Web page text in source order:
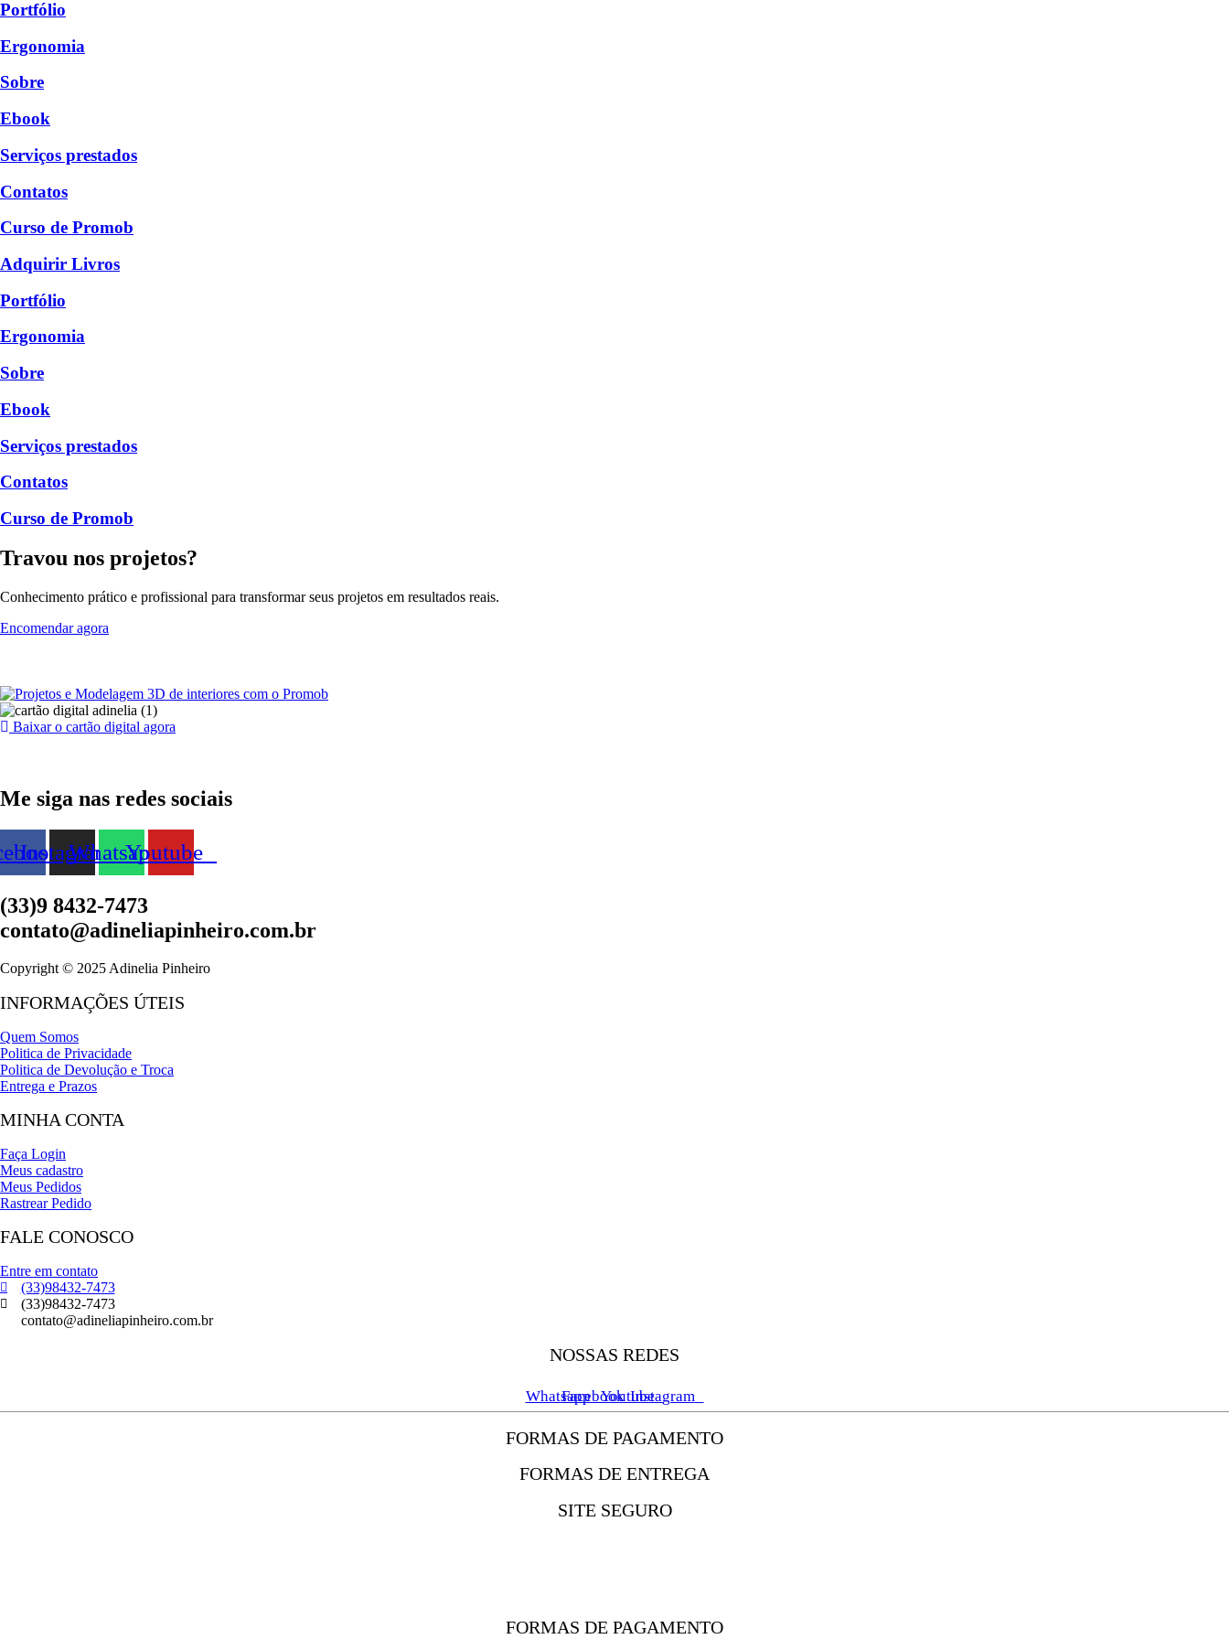
Portfólio
Ergonomia
Sobre
Ebook
Serviços prestados
Contatos
Curso de Promob
Adquirir Livros
Portfólio
Ergonomia
Sobre
Ebook
Serviços prestados
Contatos
Curso de Promob
Travou nos projetos?
Conhecimento prático e profissional para transformar seus projetos em resultados reais.
Encomendar agora
Baixar o cartão digital agora
Me siga nas redes sociais
InstagramWhatsappYoutube
(33)9 8432-7473
contato@adineliapinheiro.com.br
Copyright © 2025 Adinelia Pinheiro
INFORMAÇÕES ÚTEIS
Quem Somos
Politica de Privacidade
Politica de Devolução e Troca
Entrega e Prazos
MINHA CONTA
Faça Login
Meus cadastro
Meus Pedidos
Rastrear Pedido
FALE CONOSCO
Entre em contato
(33)98432-7473
(33)98432-7473
contato@adineliapinheiro.com.br
NOSSAS REDES
WhatsappFacebookYoutubeInstagram
FORMAS DE PAGAMENTO
FORMAS DE ENTREGA
SITE SEGURO
FORMAS DE PAGAMENTO